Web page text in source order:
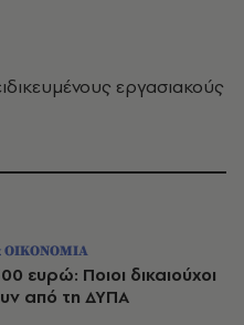
εργασιακούς
ΟΙΚΟΝΟΜΙΑ
ευρώ: Ποιοι δικαιούχοι
από τη ΔΥΠΑ